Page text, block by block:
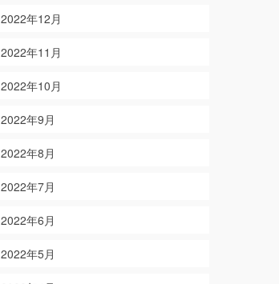
2022年12月
2022年11月
2022年10月
2022年9月
2022年8月
2022年7月
2022年6月
2022年5月